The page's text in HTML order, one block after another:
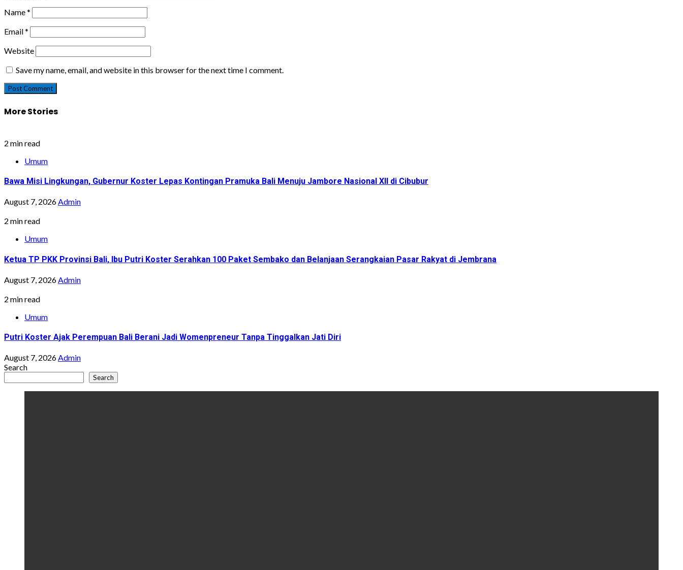
Name*
Email*
Website
Save my name, email, and website in this browser for the next time I comment.
More Stories
2 min read
Umum
Bawa Misi Lingkungan, Gubernur Koster Lepas Kontingan Pramuka Bali Menuju Jambore Nasional XII di Cibubur
August 7, 2026Admin
2 min read
Umum
Ketua TP PKK Provinsi Bali, Ibu Putri Koster Serahkan 100 Paket Sembako dan Belanjaan Serangkaian Pasar Rakyat di Jembrana
August 7, 2026Admin
2 min read
Umum
Putri Koster Ajak Perempuan Bali Berani Jadi Womenpreneur Tanpa Tinggalkan Jati Diri
August 7, 2026Admin
Search
Search